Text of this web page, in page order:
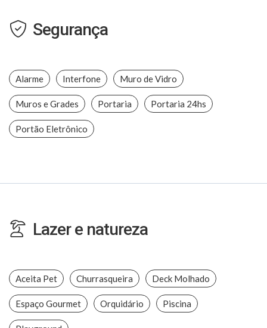
Segurança
Alarme Interfone Muro de Vidro
Muros e Grades Portaria Portaria 24hs
Portão Eletrônico
Lazer e natureza
Aceita Pet Churrasqueira Deck Molhado
Espaço Gourmet Orquidário Piscina